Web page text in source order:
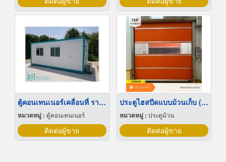
ตู้คอนเทนเนอร์เคลื่อนที่ ราคาถูก
หมวดหมู่ : ตู้คอนเทนเนอร์
ติดต่อผู้ขาย
ประตูไฮสปีดแบบม้วนเก็บ (Roll-Up High Speed Door)
หมวดหมู่ : ประตูม้วน
ติดต่อผู้ขาย